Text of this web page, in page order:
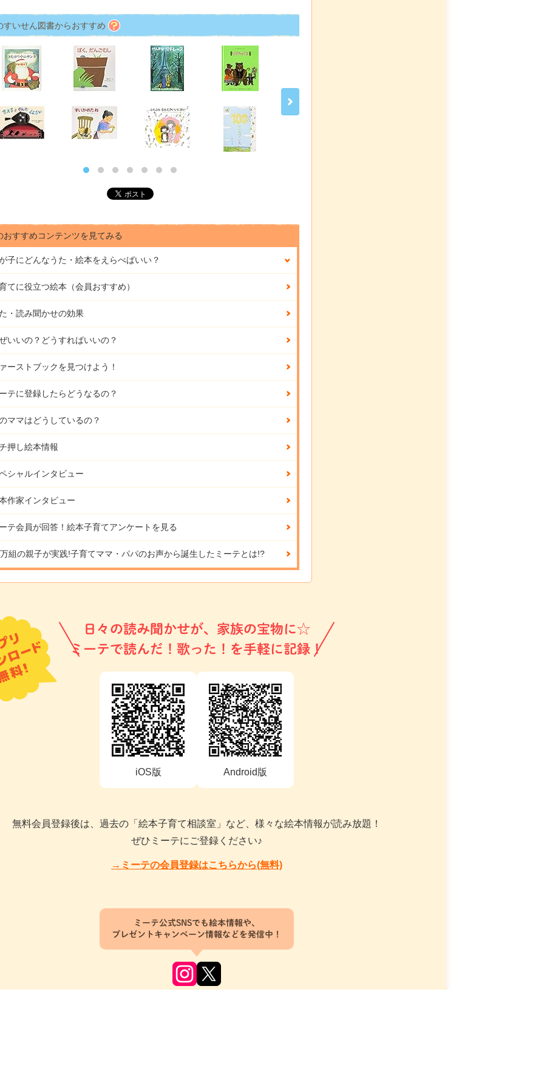
すいせん図書からおすすめ
おすすめコンテンツを見てみる
子にどんなうた・絵本をえらべばいい？
てに役立つ絵本（会員おすすめ）
・読み聞かせの効果
いいの？どうすればいいの？
ーストブックを見つけよう！
テに登録したらどうなるの？
ママはどうしているの？
押し絵本情報
シャルインタビュー
作家インタビュー
テ会員が回答！ 絵本子育てアンケートを見る
組の親子が実践!子育てママ・パパのお声から誕生したミーテとは!?
日々の読み聞かせが、家族の宝物に☆
ミーテで読んだ！歌った！を手軽に記録！
iOS版 Android版
無料会員登録後は、過去の「絵本子育て相談室」など、様々な絵本情報が読み放題！
ぜひミーテにご登録ください♪
→ミーテの会員登録はこちらから(無料)
ミーテ公式SNSでも絵本情報や、
プレゼントキャンペーン情報などを発信中！